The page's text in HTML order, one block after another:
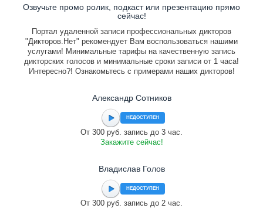
Озвучьте промо ролик, подкаст или презентацию прямо
сейчас!
Портал удаленной записи профессиональных дикторов
"Дикторов.Нет" рекомендует Вам воспользоваться нашими
услугами! Минимальные тарифы на качественную запись
дикторских голосов и минимальные сроки записи от 1 часа!
Интересно?! Ознакомьтесь с примерами наших дикторов!
Александр Сотников
НЕДОСТУПЕН
От 300 руб. запись до 3 час.
Закажите сейчас!
Владислав Голов
НЕДОСТУПЕН
От 300 руб. запись до 2 час.